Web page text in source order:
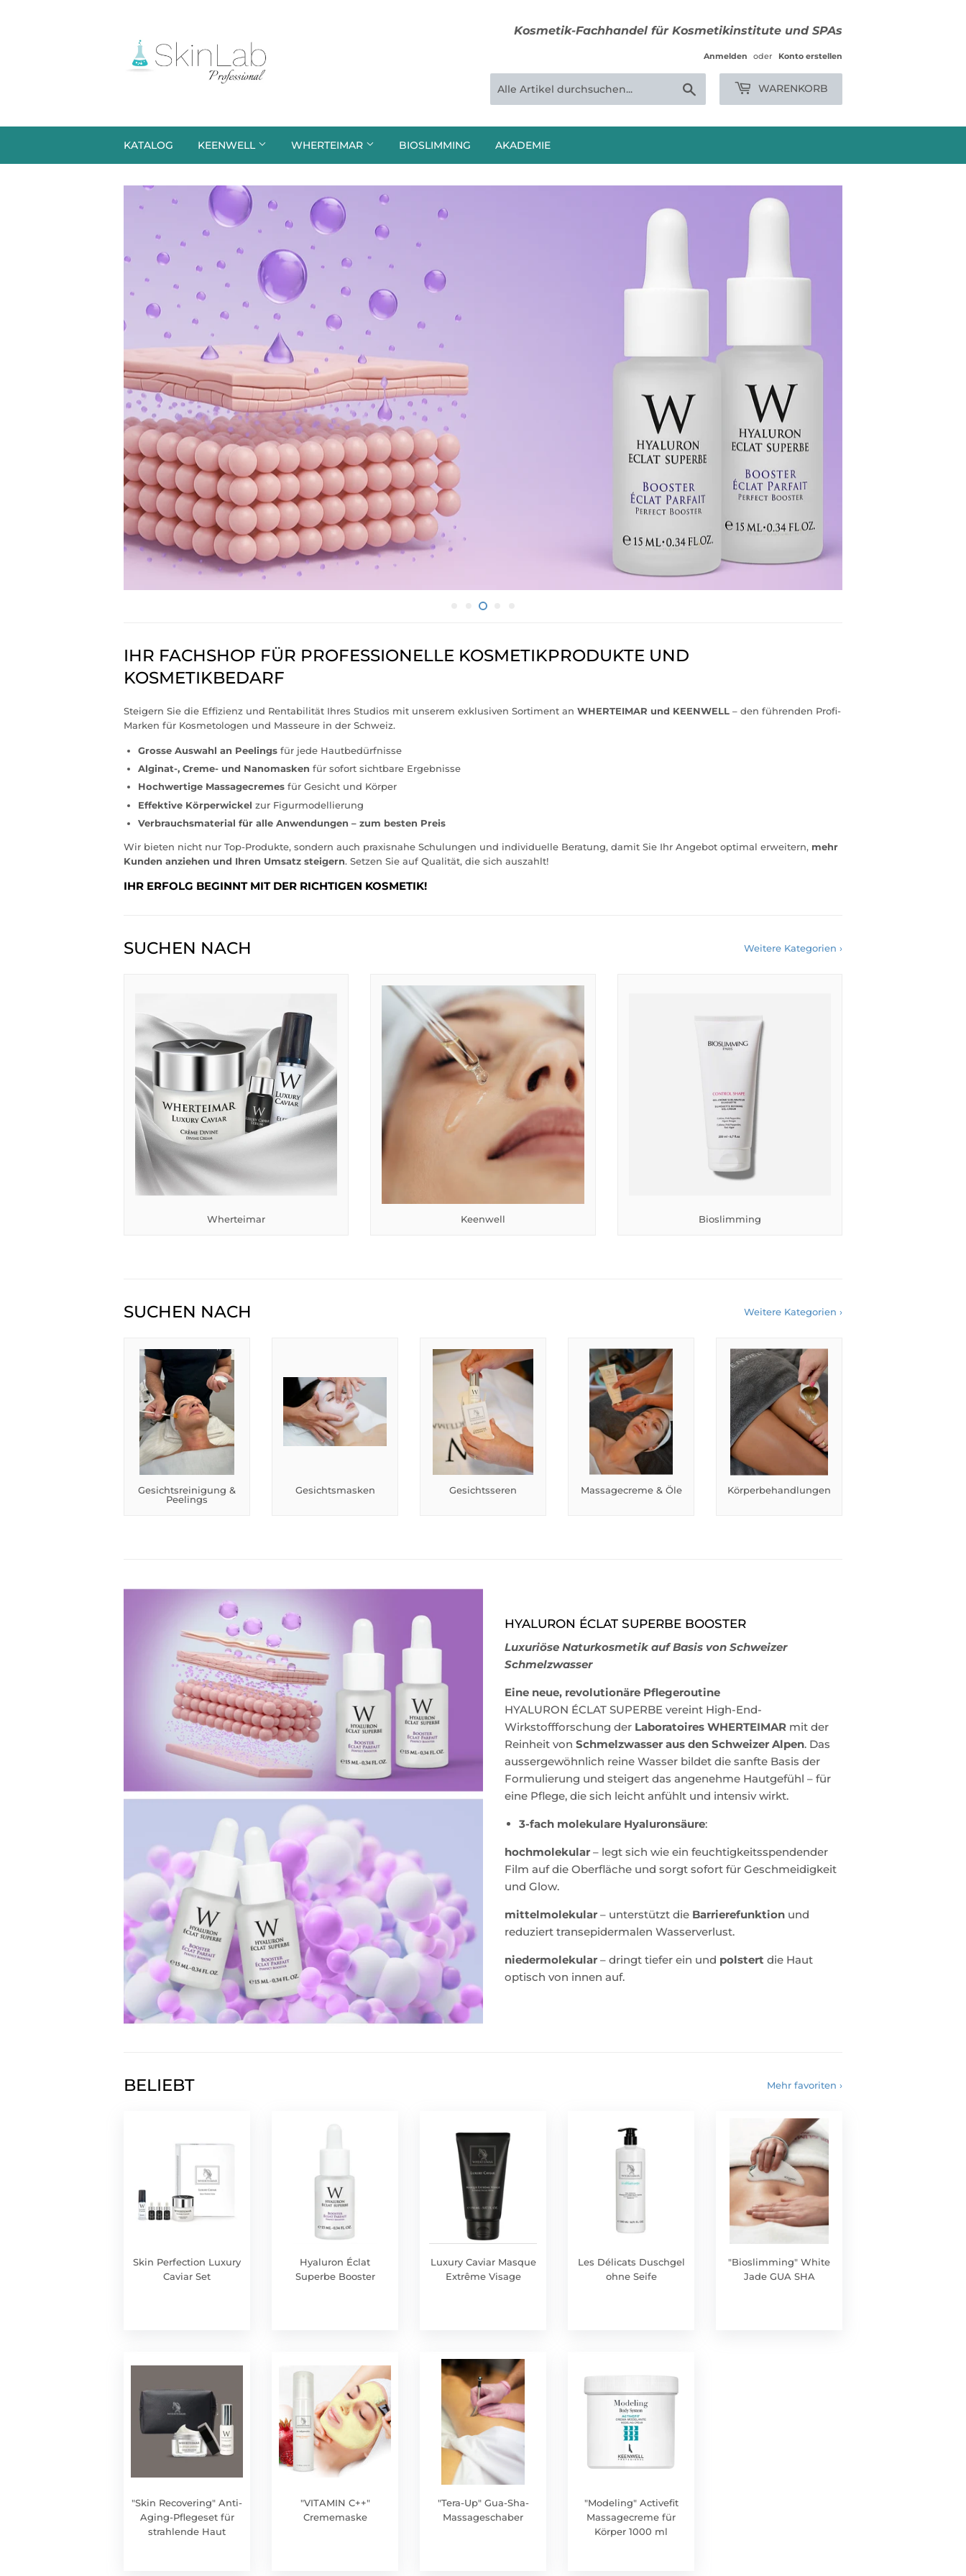
Kosmetik-Fachhandel für Kosmetikinstitute und SPAs
Anmelden oder Konto erstellen
WARENKORB
KATALOG KEENWELL WHERTEIMAR BIOSLIMMING AKADEMIE
IHR FACHSHOP FÜR PROFESSIONELLE KOSMETIKPRODUKTE UND
KOSMETIKBEDARF
Steigern Sie die Effizienz und Rentabilität Ihres Studios mit unserem exklusiven Sortiment an WHERTEIMAR und KEENWELL – den führenden Profi-
Marken für Kosmetologen und Masseure in der Schweiz.
Grosse Auswahl an Peelings für jede Hautbedürfnisse
Alginat-, Creme- und Nanomasken für sofort sichtbare Ergebnisse
Hochwertige Massagecremes für Gesicht und Körper
Effektive Körperwickel zur Figurmodellierung
Verbrauchsmaterial für alle Anwendungen – zum besten Preis
Wir bieten nicht nur Top-Produkte, sondern auch praxisnahe Schulungen und individuelle Beratung, damit Sie Ihr Angebot optimal erweitern, mehr
Kunden anziehen und Ihren Umsatz steigern. Setzen Sie auf Qualität, die sich auszahlt!
IHR ERFOLG BEGINNT MIT DER RICHTIGEN KOSMETIK!
SUCHEN NACH Weitere Kategorien ›
Wherteimar Keenwell Bioslimming
SUCHEN NACH Weitere Kategorien ›
Gesichtsreinigung &
Peelings
Gesichtsmasken Gesichtsseren Massagecreme & Öle Körperbehandlungen
HYALURON ÉCLAT SUPERBE BOOSTER
Luxuriöse Naturkosmetik auf Basis von Schweizer
Schmelzwasser
Eine neue, revolutionäre Pflegeroutine
HYALURON ÉCLAT SUPERBE vereint High-End-
Wirkstoffforschung der Laboratoires WHERTEIMAR mit der
Reinheit von Schmelzwasser aus den Schweizer Alpen. Das
aussergewöhnlich reine Wasser bildet die sanfte Basis der
Formulierung und steigert das angenehme Hautgefühl – für
eine Pflege, die sich leicht anfühlt und intensiv wirkt.
3-fach molekulare Hyaluronsäure:
hochmolekular – legt sich wie ein feuchtigkeitsspendender
Film auf die Oberfläche und sorgt sofort für Geschmeidigkeit
und Glow.
mittelmolekular – unterstützt die Barrierefunktion und
reduziert transepidermalen Wasserverlust.
niedermolekular – dringt tiefer ein und polstert die Haut
optisch von innen auf.
BELIEBT Mehr favoriten ›
Skin Perfection Luxury
Caviar Set
Hyaluron Éclat
Superbe Booster
Luxury Caviar Masque
Extrême Visage
Les Délicats Duschgel
ohne Seife
"Bioslimming" White
Jade GUA SHA
"Skin Recovering" Anti-
Aging-Pflegeset für
strahlende Haut
"VITAMIN C++"
Crememaske
"Tera-Up" Gua-Sha-
Massageschaber
"Modeling" Activefit
Massagecreme für
Körper 1000 ml